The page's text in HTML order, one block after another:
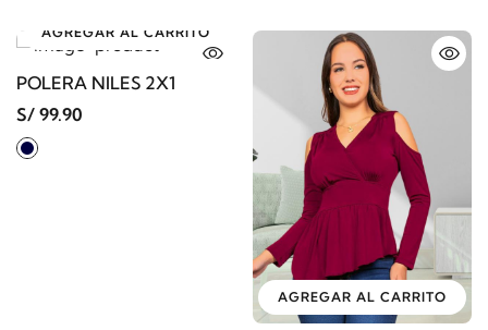
AGREGAR AL CARRITO
POLERA NILES 2X1
S/ 99.90
AGREGAR AL CARRITO